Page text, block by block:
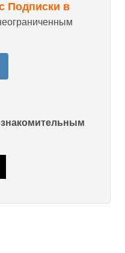
Подписки в